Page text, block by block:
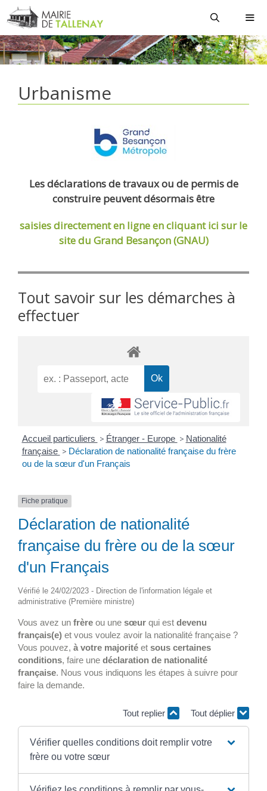
Aller
au
contenu
Urbanisme
Les déclarations de travaux ou de permis de
construire peuvent désormais être
saisies directement en ligneen cliquant ici sur le
site du Grand Besançon (GNAU)
Tout savoir sur les démarches à
effectuer
Accueil particuliers > Étranger - Europe > Nationalité
française > Déclaration de nationalité française du frère
ou de la sœur d'un Français
Fiche pratique
Déclaration de nationalité
française du frère ou de la sœur
d'un Français
Vérifié le 24/02/2023 - Direction de l'information légale et
administrative (Première ministre)
Vous avez un frère ou une sœur qui est devenu
français(e) et vous voulez avoir la nationalité française ?
Vous pouvez, à votre majorité et sous certaines
conditions, faire une déclaration de nationalité
française. Nous vous indiquons les étapes à suivre pour
faire la demande.
Tout replier Tout déplier
Vérifier quelles conditions doit remplir votre
frère ou votre sœur